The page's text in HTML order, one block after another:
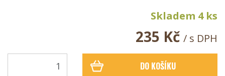
Skladem 4 ks
235 Kč / s DPH
DO KOŠÍKU